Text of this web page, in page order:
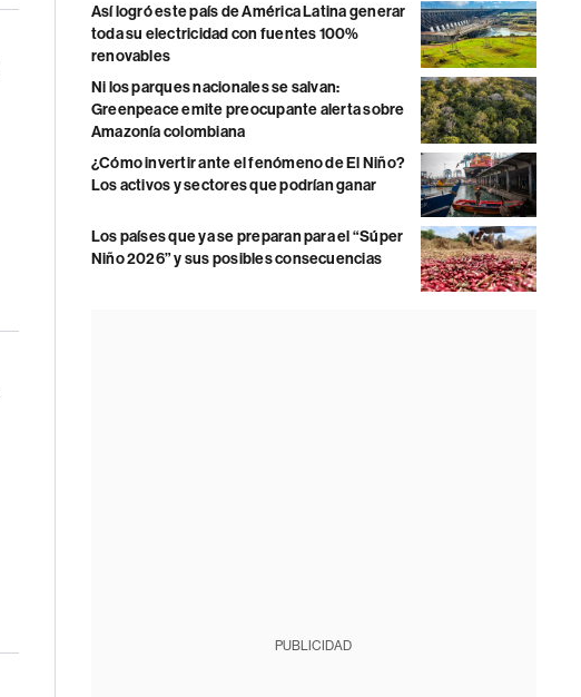
Así logró este país de América Latina generar
toda su electricidad con fuentes 100%
renovables
Ni los parques nacionales se salvan:
Greenpeace emite preocupante alerta sobre
Amazonía colombiana
¿Cómo invertir ante el fenómeno de El Niño?
Los activos y sectores que podrían ganar
Los países que ya se preparan para el “Súper
Niño 2026” y sus posibles consecuencias
PUBLICIDAD